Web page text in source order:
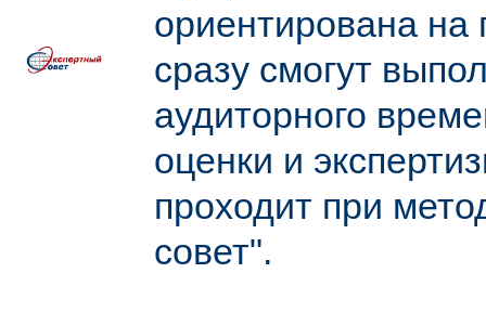
ориентирована на
сразу смогут
аудиторного
оценки и
проходит при
совет".